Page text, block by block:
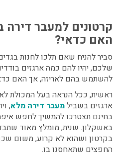
קרטונים למעבר דירה
האם כדאי?
סביר להניח שאם תלכו לחנות
שלכם, יהיו להם כמה ארגזים
להשתמש בהם לאריזה, אך האם
ראשית, ככל הנראה בעל המכולת
ארגזים בשבילמעבר דירה מלא,
בחינם תצטרכו להמשיך לחפש
באשקלון. שנית, מומלץ מאוד
בקרטון ושהוא לא קרוע, משום
החפצים שתאחסנו בו.